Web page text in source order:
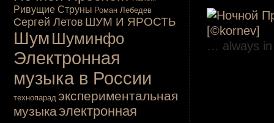
… always in
Ривущие Струны Роман Лебедев
Сергей Летов ШУМ И ЯРОСТЬ
Шум Шуминфо
Электронная
музыка в России
технопарад экспериментальная
музыкаэлектронная